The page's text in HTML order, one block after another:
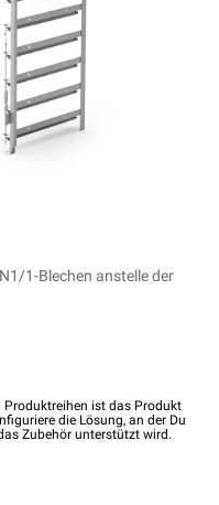
1-Blechen anstelle der
Produktreihen ist das Produkt
die Lösung, an der Du
Zubehör unterstützt wird.